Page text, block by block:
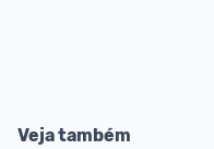
Veja também